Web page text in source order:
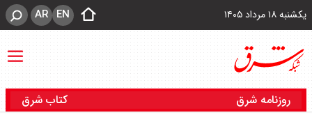
یکشنبه ۱۸ مرداد ۱۴۰۵ EN
AR
روزنامه شرق کتاب شرق